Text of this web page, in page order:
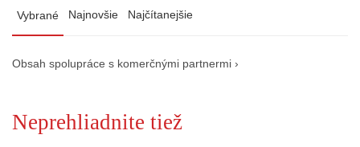
Vybrané Najnovšie Najčítanejšie
Obsah spolupráce s komerčnými partnermi ›
Neprehliadnite tiež